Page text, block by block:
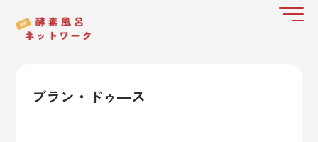
ブラン・ドゥ―ス